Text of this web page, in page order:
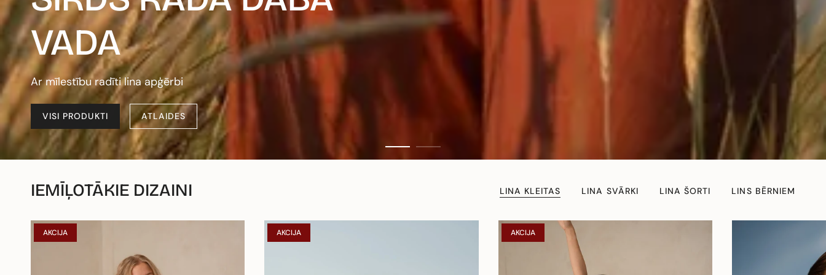
VADA
Ar mīlestību radīti lina apģērbi
VISI PRODUKTI ATLAIDES
IEMĪĻOTĀKIE DIZAINI LINA KLEITAS LINA SVĀRKI LINA ŠORTI LINS BĒRNIEM
AKCIJA AKCIJA AKCIJA